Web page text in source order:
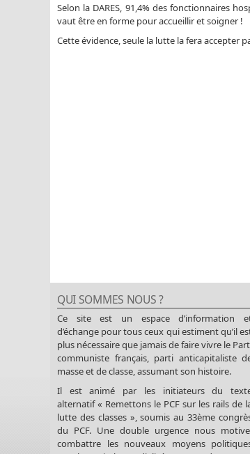
Selon la DARES, 91,4% des fonctionnaires
vaut être en forme pour accueillir et soigner !
Cette évidence, seule la lutte la fera accepter
QUI SOMMES NOUS ?
Ce site est un espace d’information
d’échange pour tous ceux qui estiment qu’il
plus nécessaire que jamais de faire vivre le
communiste français, parti anticapitaliste
masse et de classe, assumant son histoire.
Il est animé par les initiateurs du
alternatif « Remettons le PCF sur les rails de
lutte des classes », soumis au 33ème
du PCF. Une double urgence nous
combattre les nouveaux moyens